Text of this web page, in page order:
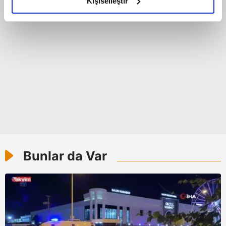
elimizden gelen çabayı gösterdiğimizi ve bu noktada,
reklamların maliyetlerimizi karşılamak noktasında tek gelir
toplumu hizmetlerinin sunulması amacıyla
kılınması ve kişiselleştirilmesi ve sizlere yönelik
reklam/pazarlama faaliyetlerinin yapılması, amaçlarıyla
sınırlı olarak açık rızanız dahilinde kullanılacaktır.
Bunlar da Var